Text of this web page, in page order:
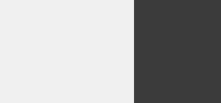
područky a nastavitelná
Chytré řešení v
zvětšit. V kombinaci
plocha snadno promění v
se celková hloubka